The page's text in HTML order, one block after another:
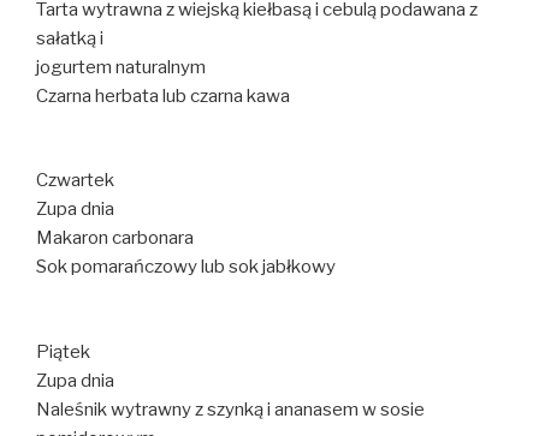
Tarta wytrawna z wiejską kiełbasą i cebulą podawana z
sałatką i
jogurtem naturalnym
Czarna herbata lub czarna kawa
Czwartek
Zupa dnia
Makaron carbonara
Sok pomarańczowy lub sok jabłkowy
Piątek
Zupa dnia
Naleśnik wytrawny z szynką i ananasem w sosie